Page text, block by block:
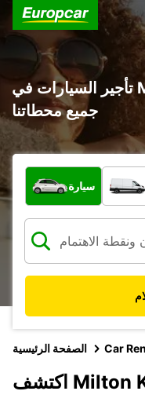
تأجير السيارات في Milton Keynes : اكتشف
جميع محطاتنا
ما نوع المركبة؟
سيارة
الصفحة الرئيسية Car